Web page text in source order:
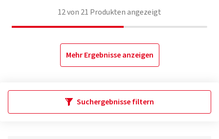
12von 21 Produkten angezeigt
Mehr Ergebnisse anzeigen
Suchergebnisse filtern